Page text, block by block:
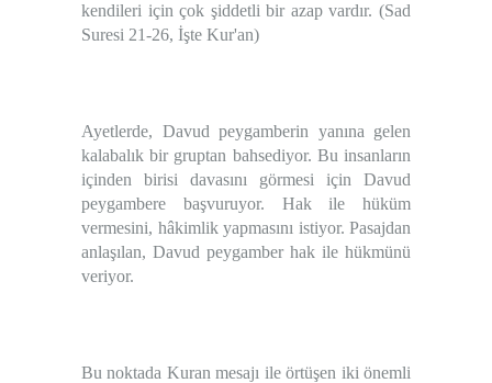
kendileri için çok şiddetli bir azap vardır. (Sad
Suresi 21-26, İşte Kur'an)
Ayetlerde, Davud peygamberin yanına gelen
kalabalık bir gruptan bahsediyor. Bu insanların
içinden birisi davasını görmesi için Davud
peygambere başvuruyor. Hak ile hüküm
vermesini, hâkimlik yapmasını istiyor. Pasajdan
anlaşılan, Davud peygamber hak ile hükmünü
veriyor.
Bu noktada Kuran mesajı ile örtüşen iki önemli